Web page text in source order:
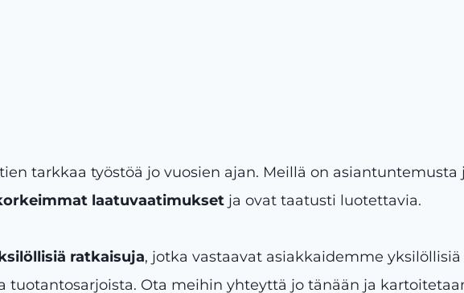
tarkkaa työstöä jo vuosien ajan. Meillä on
laatuvaatimukset ja ovat taatusti luotettavia.
ratkaisuja, jotka vastaavat asiakkaidemme
tuotantosarjoista. Ota meihin yhteyttä jo tänään ja